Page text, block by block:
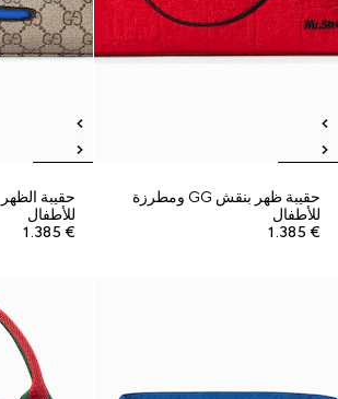
حقيبة ظهر بنقش GG ومطرزة
للأطفال
€ 1.385
للأطفال
€ 1.385